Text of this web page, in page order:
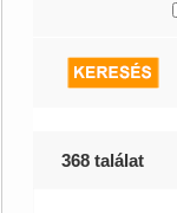
368 találat